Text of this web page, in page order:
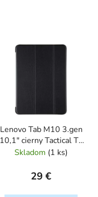
Lenovo Tab M10 3.gen
10,1" cierny Tactical Tri
Fold
Skladom (1 ks)
29 €